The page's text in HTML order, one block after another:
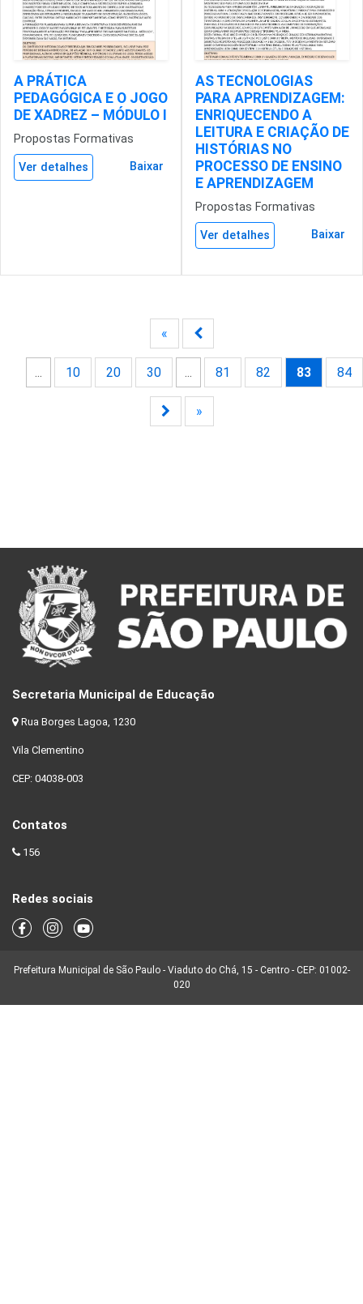
A PRÁTICA
PEDAGÓGICA E O JOGO
DE XADREZ – MÓDULO I
Propostas Formativas
Ver detalhes Baixar
AS TECNOLOGIAS
PARA APRENDIZAGEM:
ENRIQUECENDO A
LEITURA E CRIAÇÃO DE
HISTÓRIAS NO
PROCESSO DE ENSINO
E APRENDIZAGEM
Propostas Formativas
Ver detalhes Baixar
«
... 10 20 30 ... 81 82 83 84
»
Secretaria Municipal de Educação
Rua Borges Lagoa, 1230
Vila Clementino
CEP: 04038-003
Contatos
156
Redes sociais
Prefeitura Municipal de São Paulo - Viaduto do Chá, 15 - Centro - CEP: 01002-
020